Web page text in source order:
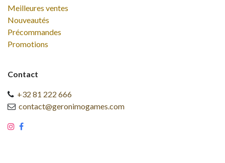
Meilleures ventes
Nouveautés
Précommandes
Promotions
Contact
+32 81 222 666
contact@geronimogames.com